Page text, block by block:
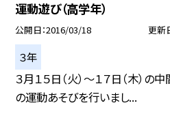
運動遊び（高学年）
公開日 2016/03/18 更新
３年
３月１５日（火）〜１７日（木）
の運動あそびを行いまし...